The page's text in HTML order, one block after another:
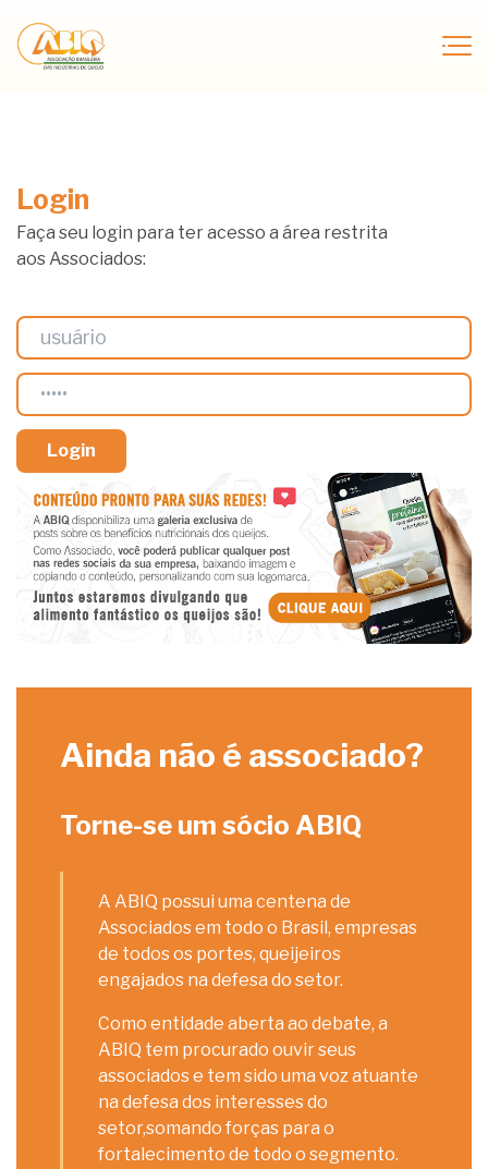
Login
Faça seu login para ter acesso a área restrita
aos Associados:
Ainda não é associado?
Torne-se um sócio ABIQ
A ABIQ possui uma centena de
Associados em todo o Brasil, empresas
de todos os portes, queijeiros
engajados na defesa do setor.
Como entidade aberta ao debate, a
ABIQ tem procurado ouvir seus
associados e tem sido uma voz atuante
na defesa dos interesses do
setor,somando forças para o
fortalecimento de todo o segmento.